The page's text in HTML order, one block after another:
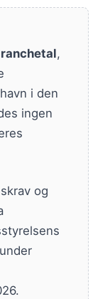
,
i den
ingen
og